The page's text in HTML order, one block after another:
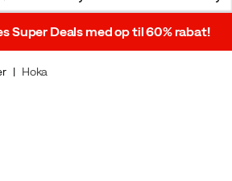
Super Deals med op til 60% rabat!
Hoka